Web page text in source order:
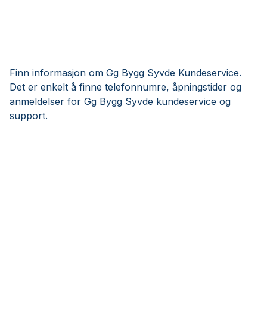
Finn informasjon om Gg Bygg Syvde Kundeservice.
Det er enkelt å finne telefonnumre, åpningstider og
anmeldelser for Gg Bygg Syvde kundeservice og
support.